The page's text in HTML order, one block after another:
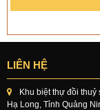
LIÊN HỆ
Khu biệt thự đồi thuỷ
Hạ Long, Tỉnh Quảng